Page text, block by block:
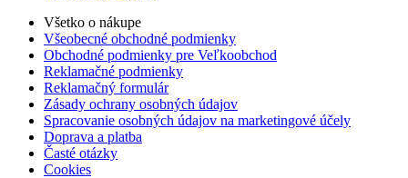
Všetko o nákupe
Všeobecné obchodné podmienky
Obchodné podmienky pre Veľkoobchod
Reklamačné podmienky
Reklamačný formulár
Zásady ochrany osobných údajov
Spracovanie osobných údajov na marketingové účely
Doprava a platba
Časté otázky
Cookies